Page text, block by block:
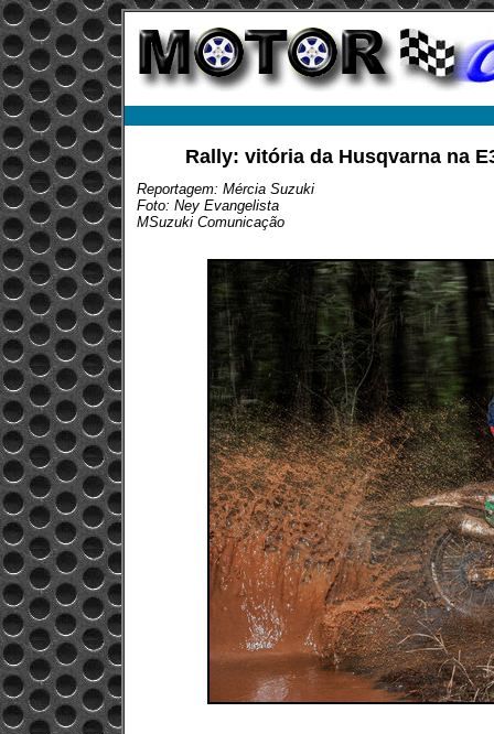
Rally: vitória da Husqvarna na
Reportagem: Mércia Suzuki
Foto: Ney Evangelista
MSuzuki Comunicação